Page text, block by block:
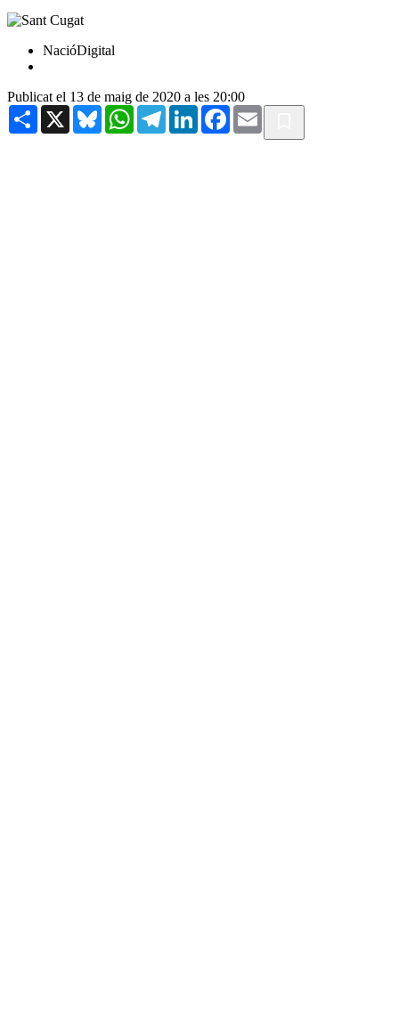
NacióDigital
Publicat el 13 de maig de 2020 a les 20:00
Share X BlueskyWhatsAppTelegramLinkedInFacebook
Email